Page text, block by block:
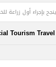
بإجراء أول زراعة
اللويحيTourism